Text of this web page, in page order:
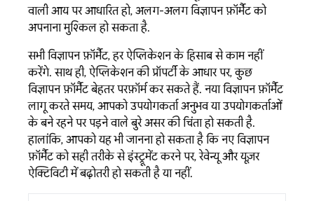
वाली आय पर आधारित हो, अलग-अलग विज्ञापन फ़ॉर्मैट को
अपनाना मुश्किल हो सकता है.
सभी विज्ञापन फ़ॉर्मैट, हर ऐप्लिकेशन के हिसाब से काम नहीं
करेंगे. साथ ही, ऐप्लिकेशन की प्रॉपर्टी के आधार पर, कुछ
विज्ञापन फ़ॉर्मैट बेहतर परफ़ॉर्म कर सकते हैं. नया विज्ञापन फ़ॉर्मैट
लागू करते समय, आपको उपयोगकर्ता अनुभव या उपयोगकर्ताओं
के बने रहने पर पड़ने वाले बुरे असर की चिंता हो सकती है.
हालांकि, आपको यह भी जानना हो सकता है कि नए विज्ञापन
फ़ॉर्मैट को सही तरीके से इंस्ट्रूमेंट करने पर, रेवेन्यू और यूज़र
ऐक्टिविटी में बढ़ोतरी हो सकती है या नहीं.